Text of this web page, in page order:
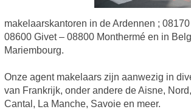
makelaarskantoren in de Ardennen ;
08600 Givet – 08800 Monthermé en in
Mariembourg.
Onze agent makelaars zijn aanwezig in
van Frankrijk, onder andere de Aisne,
Cantal, La Manche, Savoie en meer.